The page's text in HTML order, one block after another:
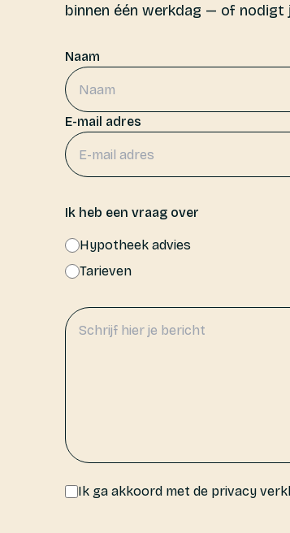
Tarieven
Over ons
Login
Expats
Gratis kennismaking
binnen één werkdag — of nodigt
Naam
E-mail adres
Ik heb een vraag over
Hypotheek advies
Tarieven
Ik ga akkoord met de privacy